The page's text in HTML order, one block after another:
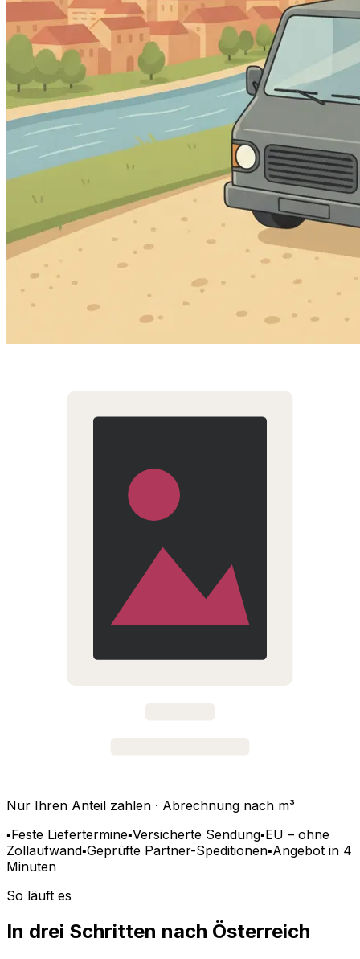
Nur Ihren Anteil zahlen · Abrechnung nach m³
▪Feste Liefertermine▪Versicherte Sendung▪EU – ohne
Zollaufwand▪Geprüfte Partner-Speditionen▪Angebot in 4
Minuten
So läuft es
In drei Schritten nach Österreich